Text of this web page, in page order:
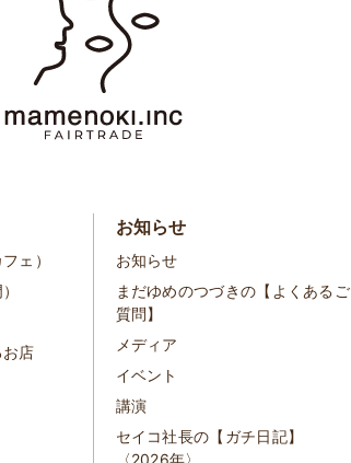
ェ）
店
お知らせ
お知らせ
まだゆめのつづきの【よくあるご
質問】
メディア
イベント
講演
セイコ社長の【ガチ日記】
〈2026年〉